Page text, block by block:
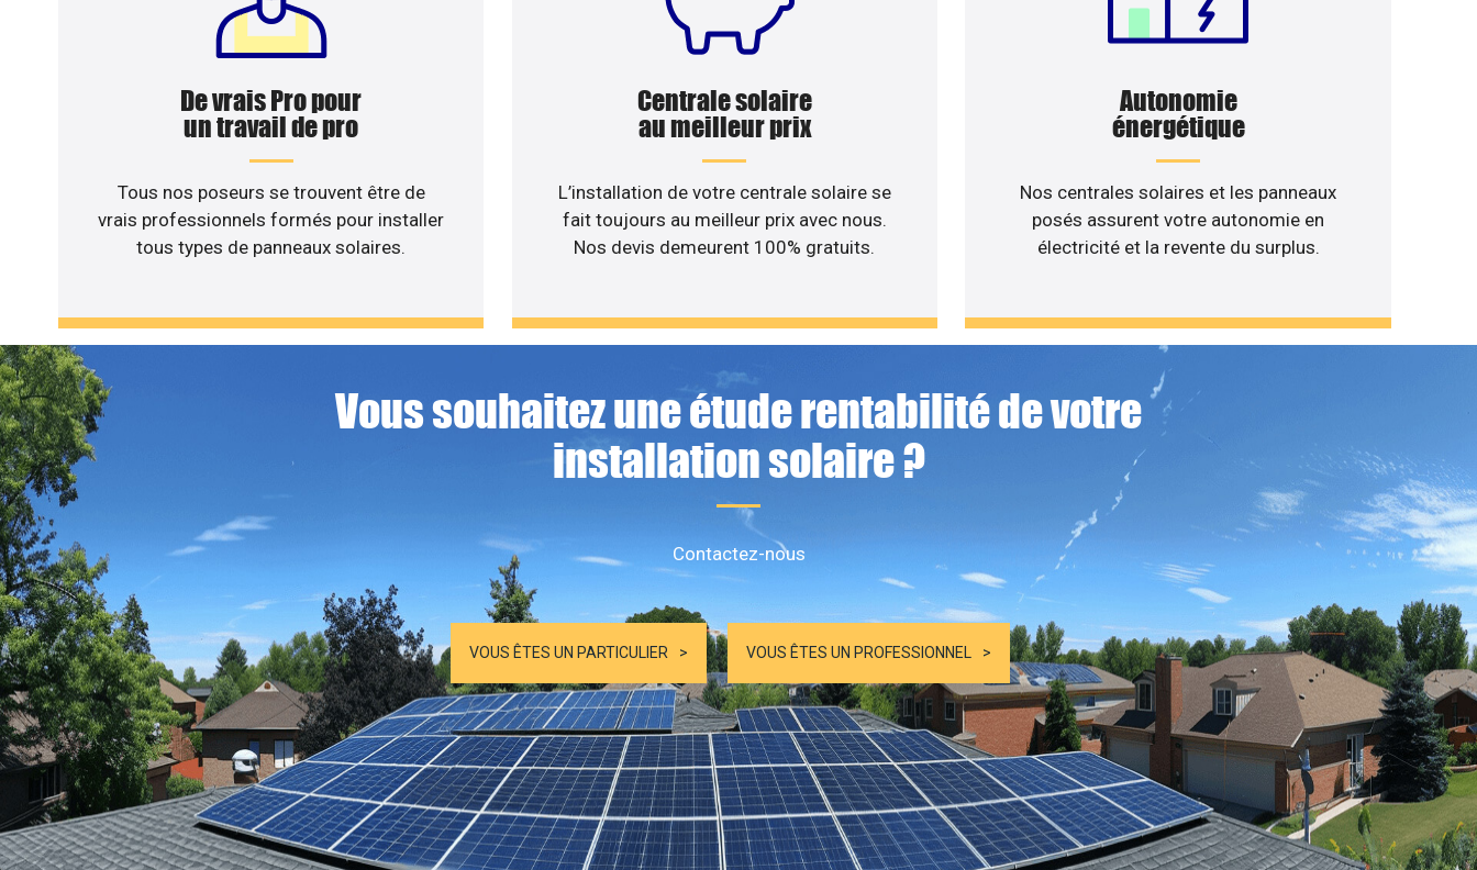
De vrais Pro pour
un travail de pro
Tous nos poseurs se trouvent être de
vrais professionnels formés pour installer
tous types de panneaux solaires.
Centrale solaire
au meilleur prix
L’installation de votre centrale solaire se
fait toujours au meilleur prix avec nous.
Nos devis demeurent 100% gratuits.
Autonomie
énergétique
Nos centrales solaires et les panneaux
posés assurent votre autonomie en
électricité et la revente du surplus.
Vous souhaitez une étude rentabilité de votre
installation solaire ?
Contactez-nous
VOUS ÊTES UN PARTICULIER VOUS ÊTES UN PROFESSIONNEL